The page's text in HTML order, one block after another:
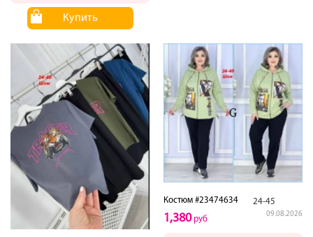
Купить
Костюм #23474634 24-45
09.08.2026
1,380руб